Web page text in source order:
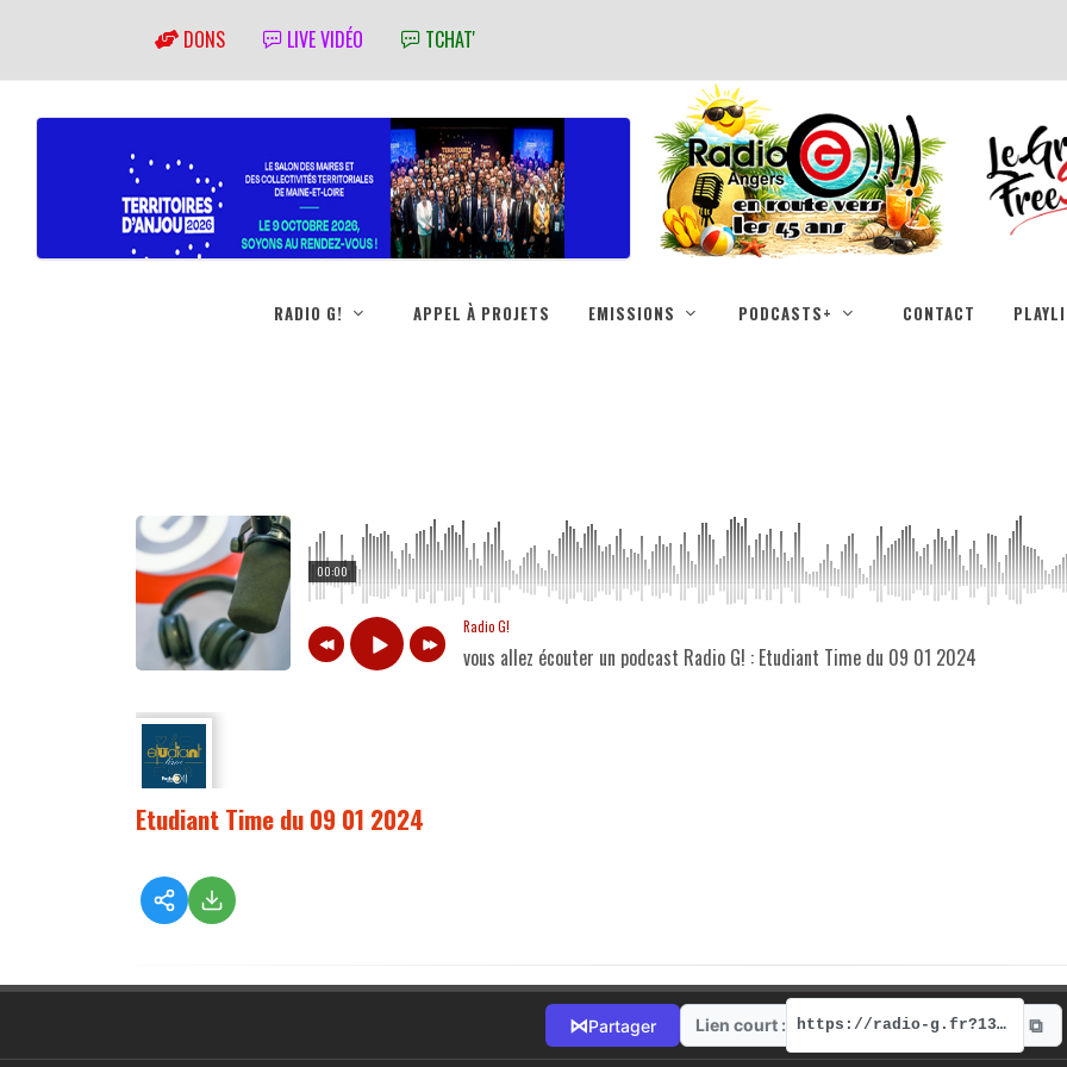
DONS LIVE VIDÉO TCHAT'
RADIO G! APPEL À PROJETS EMISSIONS PODCASTS+ CONTACT
00:00
Radio G!
vous allez écouter un podcast Radio G! : Etudiant Time du 09 01 2024
Etudiant Time du 09 01 2024
⋈Partager Lien court : https://radio-g.fr?13501 ⧉